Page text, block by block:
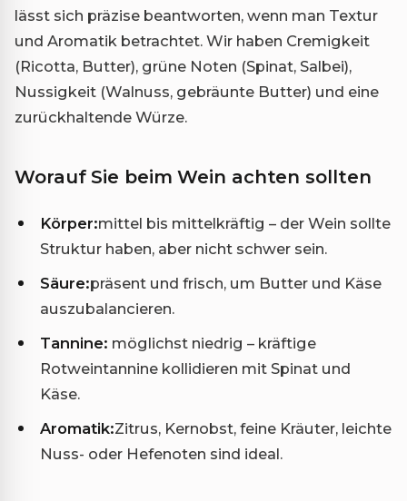
lässt sich präzise beantworten, wenn man Textur
und Aromatik betrachtet. Wir haben Cremigkeit
(Ricotta, Butter), grüne Noten (Spinat, Salbei),
Nussigkeit (Walnuss, gebräunte Butter) und eine
zurückhaltende Würze.
Worauf Sie beim Wein achten sollten
Körper:mittel bis mittelkräftig – der Wein sollte
Struktur haben, aber nicht schwer sein.
Säure:präsent und frisch, um Butter und Käse
auszubalancieren.
Tannine: möglichst niedrig – kräftige
Rotweintannine kollidieren mit Spinat und
Käse.
Aromatik:Zitrus, Kernobst, feine Kräuter, leichte
Nuss- oder Hefenoten sind ideal.